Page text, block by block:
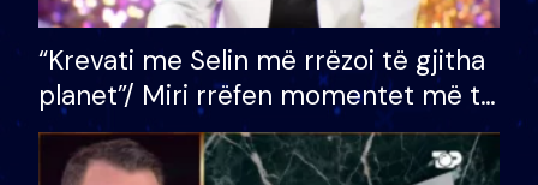
“Krevati me Selin më rrëzoi të gjitha
planet”/ Miri rrëfen momentet më të
bukura në shtëpinë e BB VIP: Do më
mungojë zilja e mëngjesit kur…